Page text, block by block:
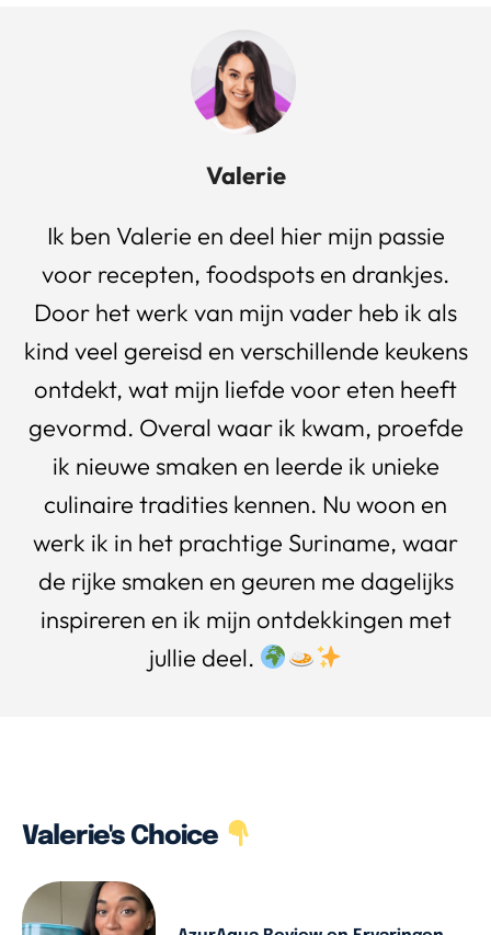
Valerie
Ik ben Valerie en deel hier mijn passie
voor recepten, foodspots en drankjes.
Door het werk van mijn vader heb ik als
kind veel gereisd en verschillende keukens
ontdekt, wat mijn liefde voor eten heeft
gevormd. Overal waar ik kwam, proefde
ik nieuwe smaken en leerde ik unieke
culinaire tradities kennen. Nu woon en
werk ik in het prachtige Suriname, waar
de rijke smaken en geuren me dagelijks
inspireren en ik mijn ontdekkingen met
jullie deel.
Valerie's Choice